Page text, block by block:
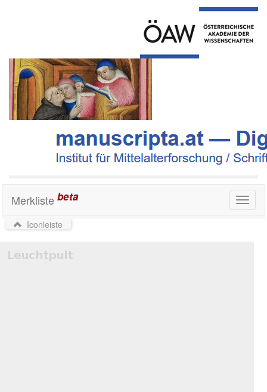
Toggle
Merkliste beta
Iconleiste